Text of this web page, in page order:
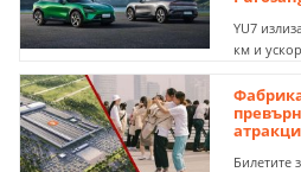
YU7
км и
Билетите